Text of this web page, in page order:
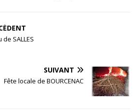
SALLES
SUIVANT
Fête locale de BOURCENAC